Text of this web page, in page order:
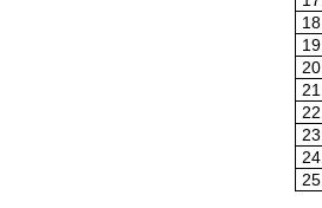
18.
19.
20.
21.
22.
23.
24.
25.